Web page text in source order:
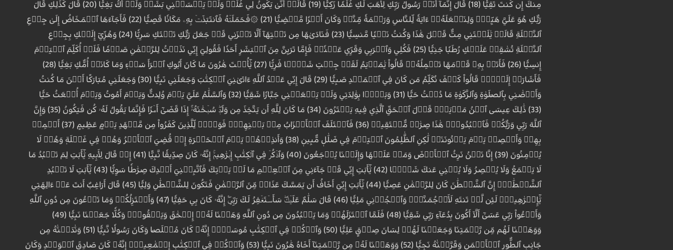
مِنكَ إِن كُنتَ تَقِيّٗا (18) قَالَ إِنَّمَآ أَنَا۠ رَسُولُ رَبِّكِ لِأَهَبَ لَكِ غُلَٰمٗا زَكِيّٗا (19) قَالَتۡ أَنَّىٰ يَكُونُ لِي غُلَٰمٞ وَلَمۡ يَمۡسَسۡنِي بَشَرٞ وَلَمۡ أَكُ بَغِيّٗا (20) قَالَ كَذَٰلِكِ قَالَ
رَبُّكِ هُوَ عَلَيَّ هَيِّنٞۖ وَلِنَجۡعَلَهُۥٓ ءَايَةٗ لِّلنَّاسِ وَرَحۡمَةٗ مِّنَّاۚ وَكَانَ أَمۡرٗا مَّقۡضِيّٗا (21) ۞فَحَمَلَتۡهُ فَٱنتَبَذَتۡ بِهِۦ مَكَانٗا قَصِيّٗا (22) فَأَجَآءَهَا ٱلۡمَخَاضُ إِلَىٰ جِذۡعِ
ٱلنَّخۡلَةِ قَالَتۡ يَٰلَيۡتَنِي مِتُّ قَبۡلَ هَٰذَا وَكُنتُ نَسۡيٗا مَّنسِيّٗا (23) فَنَادَىٰهَا مِن تَحۡتِهَآ أَلَّا تَحۡزَنِي قَدۡ جَعَلَ رَبُّكِ تَحۡتَكِ سَرِيّٗا (24) وَهُزِّيٓ إِلَيۡكِ بِجِذۡعِ
ٱلنَّخۡلَةِ تُسَٰقِطۡ عَلَيۡكِ رُطَبٗا جَنِيّٗا (25) فَكُلِي وَٱشۡرَبِي وَقَرِّي عَيۡنٗاۖ فَإِمَّا تَرَيِنَّ مِنَ ٱلۡبَشَرِ أَحَدٗا فَقُولِيٓ إِنِّي نَذَرۡتُ لِلرَّحۡمَٰنِ صَوۡمٗا فَلَنۡ أُكَلِّمَ ٱلۡيَوۡمَ
إِنسِيّٗا (26) فَأَتَتۡ بِهِۦ قَوۡمَهَا تَحۡمِلُهُۥۖ قَالُواْ يَٰمَرۡيَمُ لَقَدۡ جِئۡتِ شَيۡ‍ٔٗا فَرِيّٗا (27) يَٰٓأُخۡتَ هَٰرُونَ مَا كَانَ أَبُوكِ ٱمۡرَأَ سَوۡءٖ وَمَا كَانَتۡ أُمُّكِ بَغِيّٗا (28)
فَأَشَارَتۡ إِلَيۡهِۖ قَالُواْ كَيۡفَ نُكَلِّمُ مَن كَانَ فِي ٱلۡمَهۡدِ صَبِيّٗا (29) قَالَ إِنِّي عَبۡدُ ٱللَّهِ ءَاتَىٰنِيَ ٱلۡكِتَٰبَ وَجَعَلَنِي نَبِيّٗا (30) وَجَعَلَنِي مُبَارَكًا أَيۡنَ مَا كُنتُ
وَأَوۡصَٰنِي بِٱلصَّلَوٰةِ وَٱلزَّكَوٰةِ مَا دُمۡتُ حَيّٗا (31) وَبَرَّۢا بِوَٰلِدَتِي وَلَمۡ يَجۡعَلۡنِي جَبَّارٗا شَقِيّٗا (32) وَٱلسَّلَٰمُ عَلَيَّ يَوۡمَ وُلِدتُّ وَيَوۡمَ أَمُوتُ وَيَوۡمَ أُبۡعَثُ حَيّٗا
(33) ذَٰلِكَ عِيسَى ٱبۡنُ مَرۡيَمَۖ قَوۡلَ ٱلۡحَقِّ ٱلَّذِي فِيهِ يَمۡتَرُونَ (34) مَا كَانَ لِلَّهِ أَن يَتَّخِذَ مِن وَلَدٖۖ سُبۡحَٰنَهُۥٓۚ إِذَا قَضَىٰٓ أَمۡرٗا فَإِنَّمَا يَقُولُ لَهُۥ كُن فَيَكُونُ (35) وَإِنَّ
ٱللَّهَ رَبِّي وَرَبُّكُمۡ فَٱعۡبُدُوهُۚ هَٰذَا صِرَٰطٞ مُّسۡتَقِيمٞ (36) فَٱخۡتَلَفَ ٱلۡأَحۡزَابُ مِنۢ بَيۡنِهِمۡۖ فَوَيۡلٞ لِّلَّذِينَ كَفَرُواْ مِن مَّشۡهَدِ يَوۡمٍ عَظِيمٍ (37) أَسۡمِعۡ
بِهِمۡ وَأَبۡصِرۡ يَوۡمَ يَأۡتُونَنَاۖ لَٰكِنِ ٱلظَّٰلِمُونَ ٱلۡيَوۡمَ فِي ضَلَٰلٖ مُّبِينٖ (38) وَأَنذِرۡهُمۡ يَوۡمَ ٱلۡحَسۡرَةِ إِذۡ قُضِيَ ٱلۡأَمۡرُ وَهُمۡ فِي غَفۡلَةٖ وَهُمۡ لَا
يُؤۡمِنُونَ (39) إِنَّا نَحۡنُ نَرِثُ ٱلۡأَرۡضَ وَمَنۡ عَلَيۡهَا وَإِلَيۡنَا يُرۡجَعُونَ (40) وَٱذۡكُرۡ فِي ٱلۡكِتَٰبِ إِبۡرَٰهِيمَۚ إِنَّهُۥ كَانَ صِدِّيقٗا نَّبِيًّا (41) إِذۡ قَالَ لِأَبِيهِ يَٰٓأَبَتِ لِمَ تَعۡبُدُ مَا
لَا يَسۡمَعُ وَلَا يُبۡصِرُ وَلَا يُغۡنِي عَنكَ شَيۡ‍ٔٗا (42) يَٰٓأَبَتِ إِنِّي قَدۡ جَآءَنِي مِنَ ٱلۡعِلۡمِ مَا لَمۡ يَأۡتِكَ فَٱتَّبِعۡنِيٓ أَهۡدِكَ صِرَٰطٗا سَوِيّٗا (43) يَٰٓأَبَتِ لَا تَعۡبُدِ
ٱلشَّيۡطَٰنَۖ إِنَّ ٱلشَّيۡطَٰنَ كَانَ لِلرَّحۡمَٰنِ عَصِيّٗا (44) يَٰٓأَبَتِ إِنِّيٓ أَخَافُ أَن يَمَسَّكَ عَذَابٞ مِّنَ ٱلرَّحۡمَٰنِ فَتَكُونَ لِلشَّيۡطَٰنِ وَلِيّٗا (45) قَالَ أَرَاغِبٌ أَنتَ عَنۡ ءَالِهَتِي
يَٰٓإِبۡرَٰهِيمُۖ لَئِن لَّمۡ تَنتَهِ لَأَرۡجُمَنَّكَۖ وَٱهۡجُرۡنِي مَلِيّٗا (46) قَالَ سَلَٰمٌ عَلَيۡكَۖ سَأَسۡتَغۡفِرُ لَكَ رَبِّيٓۖ إِنَّهُۥ كَانَ بِي حَفِيّٗا (47) وَأَعۡتَزِلُكُمۡ وَمَا تَدۡعُونَ مِن دُونِ ٱللَّهِ
وَأَدۡعُواْ رَبِّي عَسَىٰٓ أَلَّآ أَكُونَ بِدُعَآءِ رَبِّي شَقِيّٗا (48) فَلَمَّا ٱعۡتَزَلَهُمۡ وَمَا يَعۡبُدُونَ مِن دُونِ ٱللَّهِ وَهَبۡنَا لَهُۥٓ إِسۡحَٰقَ وَيَعۡقُوبَۖ وَكُلّٗا جَعَلۡنَا نَبِيّٗا (49)
وَوَهَبۡنَا لَهُم مِّن رَّحۡمَتِنَا وَجَعَلۡنَا لَهُمۡ لِسَانَ صِدۡقٍ عَلِيّٗا (50) وَٱذۡكُرۡ فِي ٱلۡكِتَٰبِ مُوسَىٰٓۚ إِنَّهُۥ كَانَ مُخۡلَصٗا وَكَانَ رَسُولٗا نَّبِيّٗا (51) وَنَٰدَيۡنَٰهُ مِن
جَانِبِ ٱلطُّورِ ٱلۡأَيۡمَنِ وَقَرَّبۡنَٰهُ نَجِيّٗا (52) وَوَهَبۡنَا لَهُۥ مِن رَّحۡمَتِنَآ أَخَاهُ هَٰرُونَ نَبِيّٗا (53) وَٱذۡكُرۡ فِي ٱلۡكِتَٰبِ إِسۡمَٰعِيلَۚ إِنَّهُۥ كَانَ صَادِقَ ٱلۡوَعۡدِ وَكَانَ